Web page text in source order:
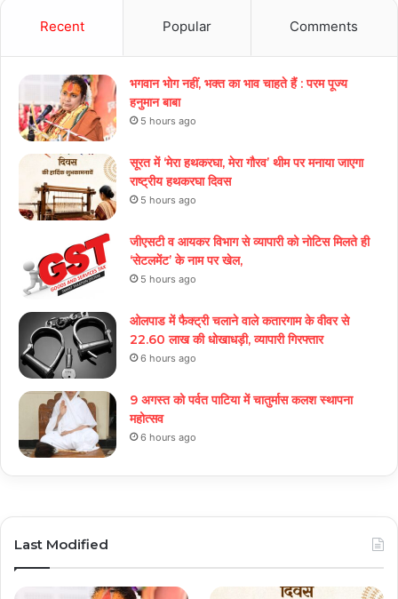
Recent Popular Comments
भगवान भोग नहीं, भक्त का भाव चाहते हैं : परम पूज्य
हनुमान बाबा
5 hours ago
सूरत में ‘मेरा हथकरघा, मेरा गौरव’ थीम पर मनाया जाएगा
राष्ट्रीय हथकरघा दिवस
5 hours ago
जीएसटी व आयकर विभाग से व्यापारी को नोटिस मिलते ही
‘सेटलमेंट’ के नाम पर खेल,
5 hours ago
ओलपाड में फैक्ट्री चलाने वाले कतारगाम के वीवर से
22.60 लाख की धोखाधड़ी, व्यापारी गिरफ्तार
6 hours ago
9 अगस्त को पर्वत पाटिया में चातुर्मास कलश स्थापना
महोत्सव
6 hours ago
Last Modified